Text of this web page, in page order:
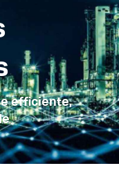
efficiente,